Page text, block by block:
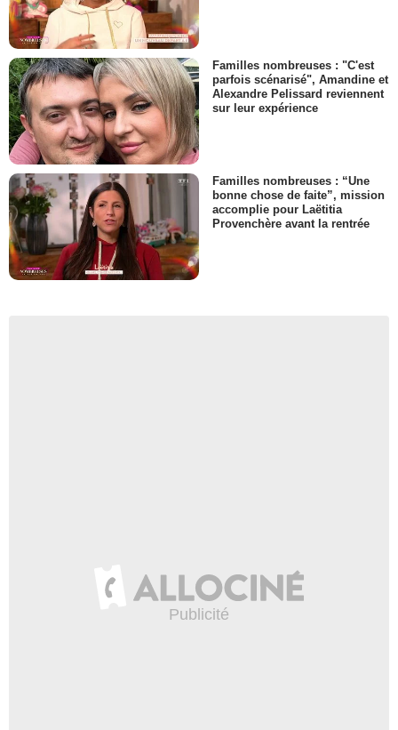
Familles nombreuses : "C'est
parfois scénarisé", Amandine et
Alexandre Pelissard reviennent
sur leur expérience
Familles nombreuses : “Une
bonne chose de faite”, mission
accomplie pour Laëtitia
Provenchère avant la rentrée